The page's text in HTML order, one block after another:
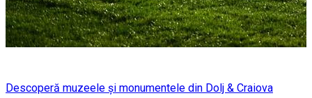
Descoperă muzeele și monumentele din Dolj & Craiova